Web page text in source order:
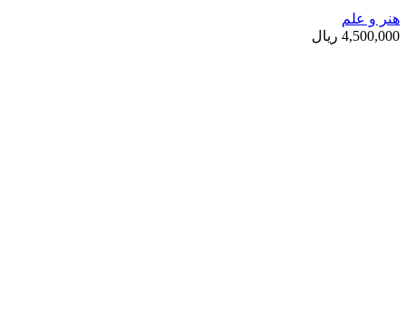
هنر و علم
4,500,000 ریال